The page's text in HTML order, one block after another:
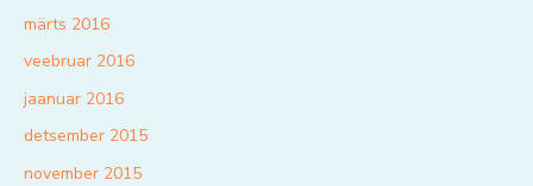
märts 2016
veebruar 2016
jaanuar 2016
detsember 2015
november 2015